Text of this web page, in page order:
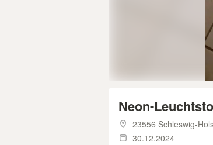
Neon-
23556 Schleswig-
30.12.2024